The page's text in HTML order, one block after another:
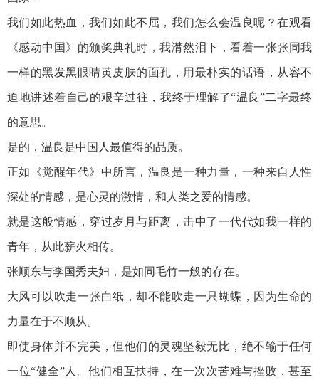
我们如此热血，我们如此不屈，我们怎么会温良呢？在观看
《感动中国》的颁奖典礼时，我潸然泪下，看着一张张同我
一样的黑发黑眼睛黄皮肤的面孔，用最朴实的话语，从容不
迫地讲述着自己的艰辛过往，我终于理解了“温良”二字最终
的意思。
是的，温良是中国人最值得的品质。
正如《觉醒年代》中所言，温良是一种力量，一种来自人性
深处的情感，是心灵的激情，和人类之爱的情感。
就是这般情感，穿过岁月与距离，击中了一代代如我一样的
青年，从此薪火相传。
张顺东与李国秀夫妇，是如同毛竹一般的存在。
大风可以吹走一张白纸，却不能吹走一只蝴蝶，因为生命的
力量在于不顺从。
即使身体并不完美，但他们的灵魂坚毅无比，绝不输于任何
一位“健全”人。他们相互扶持，在一次次苦难与挫败，甚至